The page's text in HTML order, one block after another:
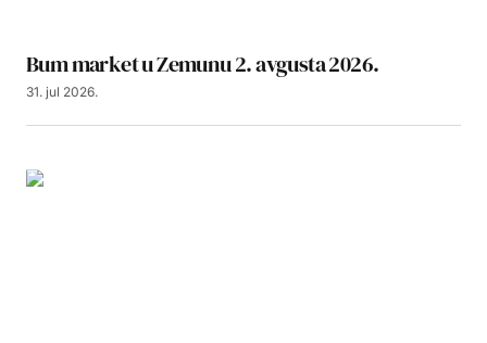
Bum market u Zemunu 2. avgusta 2026.
31. jul 2026.